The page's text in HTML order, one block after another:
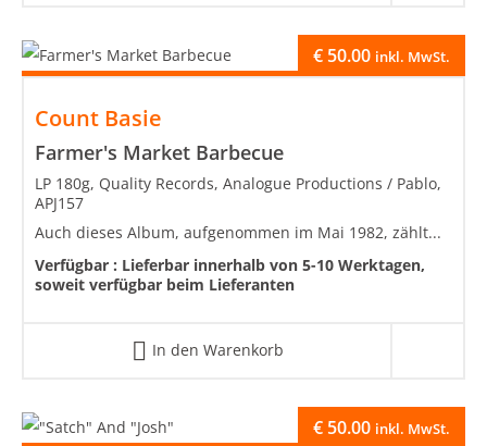
Count Basie
Farmer's Market Barbecue
€ 50.00 inkl. MwSt.
LP 180g, Quality Records, Analogue Productions / Pablo,
APJ157
Auch dieses Album, aufgenommen im Mai 1982, zählt...
Verfügbar : Lieferbar innerhalb von 5-10 Werktagen,
soweit verfügbar beim Lieferanten
In den Warenkorb
€ 50.00 inkl. MwSt.